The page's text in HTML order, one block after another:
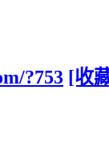
?753 [收